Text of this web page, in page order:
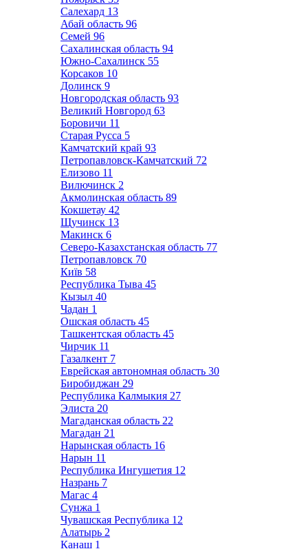
Салехард 13
Абай область 96
Семей 96
Сахалинская область 94
Южно-Сахалинск 55
Корсаков 10
Долинск 9
Новгородская область 93
Великий Новгород 63
Боровичи 11
Старая Русса 5
Камчатский край 93
Петропавловск-Камчатский 72
Елизово 11
Вилючинск 2
Акмолинская область 89
Кокшетау 42
Щучинск 13
Макинск 6
Северо-Казахстанская область 77
Петропавловск 70
Київ 58
Республика Тыва 45
Кызыл 40
Чадан 1
Ошская область 45
Ташкентская область 45
Чирчик 11
Газалкент 7
Еврейская автономная область 30
Биробиджан 29
Республика Калмыкия 27
Элиста 20
Магаданская область 22
Магадан 21
Нарынская область 16
Нарын 11
Республика Ингушетия 12
Назрань 7
Магас 4
Сунжа 1
Чувашская Республика 12
Алатырь 2
Канаш 1